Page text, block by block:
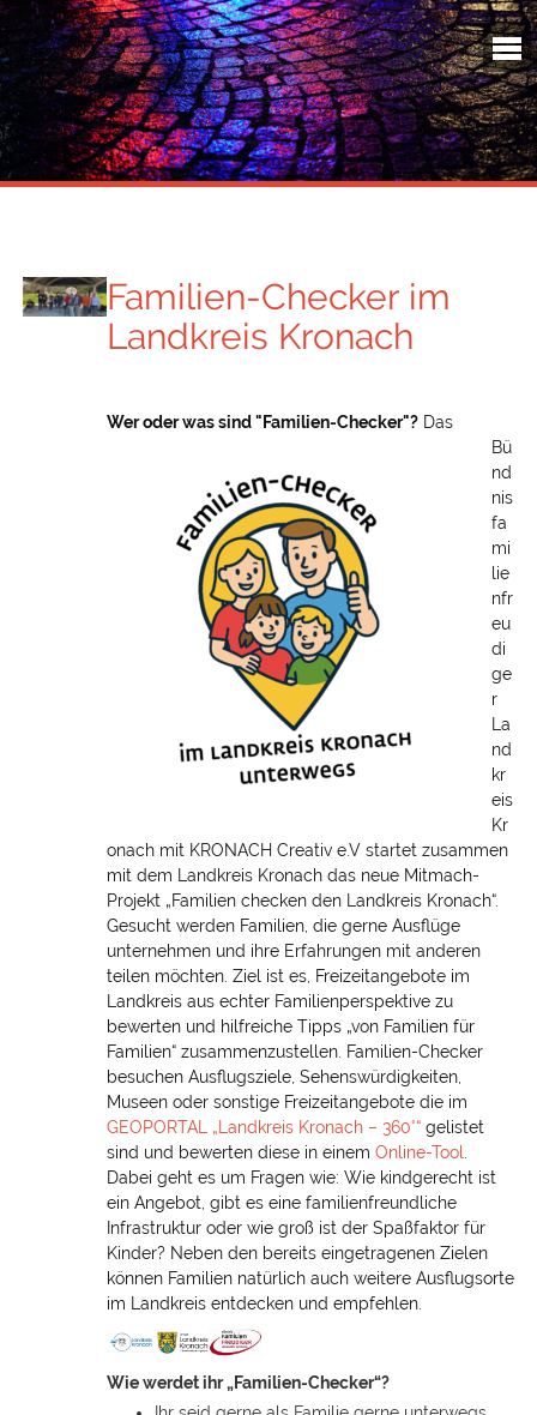
Familien-Checker im
Landkreis Kronach
Wer oder was sind "Familien-Checker"? Das
Bü
nd
nis
fa
mi
lie
nfr
eu
di
ge
r
La
nd
kr
eis
Kr
onach mit KRONACH Creativ e.V startet zusammen
mit dem Landkreis Kronach das neue Mitmach-
Projekt „Familien checken den Landkreis Kronach“.
Gesucht werden Familien, die gerne Ausflüge
unternehmen und ihre Erfahrungen mit anderen
teilen möchten. Ziel ist es, Freizeitangebote im
Landkreis aus echter Familienperspektive zu
bewerten und hilfreiche Tipps „von Familien für
Familien“ zusammenzustellen. Familien-Checker
besuchen Ausflugsziele, Sehenswürdigkeiten,
Museen oder sonstige Freizeitangebote die im
GEOPORTAL „Landkreis Kronach – 360°“gelistet
sind und bewerten diese in einem Online-Tool
Dabei geht es um Fragen wie: Wie kindgerecht ist
ein Angebot, gibt es eine familienfreundliche
Infrastruktur oder wie groß ist der Spaßfaktor für
Kinder? Neben den bereits eingetragenen Zielen
können Familien natürlich auch weitere Ausflugsorte
im Landkreis entdecken und empfehlen.
Wie werdet ihr „Familien-Checker“?